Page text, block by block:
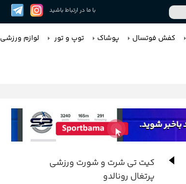
با ما در ارتباط باشید
کفش فوتسال پوشاک توپ و تور لوازم ورزشی
کیت تی شرت و شورت ورزشی
پرتغال رونالدو